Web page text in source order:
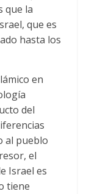
que la
que es
hasta los
en
del
al pueblo
el
Israel es
tiene